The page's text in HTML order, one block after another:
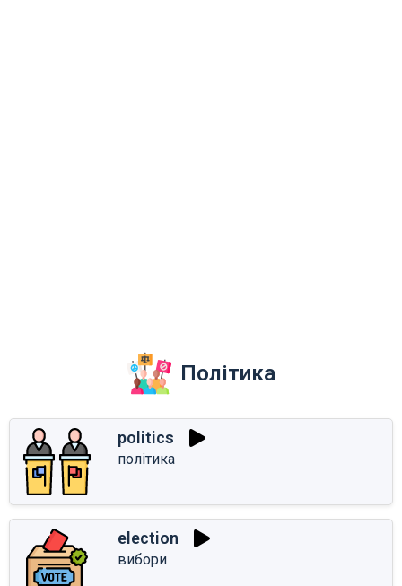
Політика
politics
політика
election
вибори